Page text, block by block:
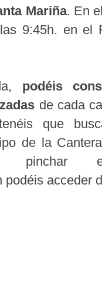
Mariña. En
9:45h. en
podéis
de cada
que
de la
podéis acceder